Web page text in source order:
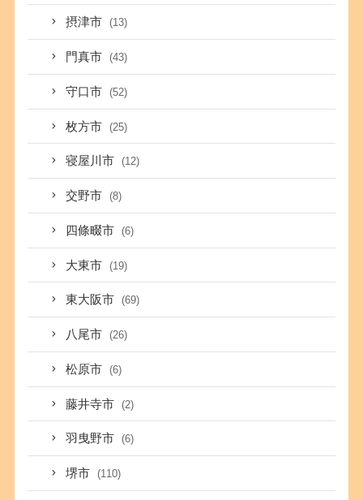
摂津市 (13)
門真市 (43)
守口市 (52)
枚方市 (25)
寝屋川市 (12)
交野市 (8)
四條畷市 (6)
大東市 (19)
東大阪市 (69)
八尾市 (26)
松原市 (6)
藤井寺市 (2)
羽曳野市 (6)
堺市 (110)